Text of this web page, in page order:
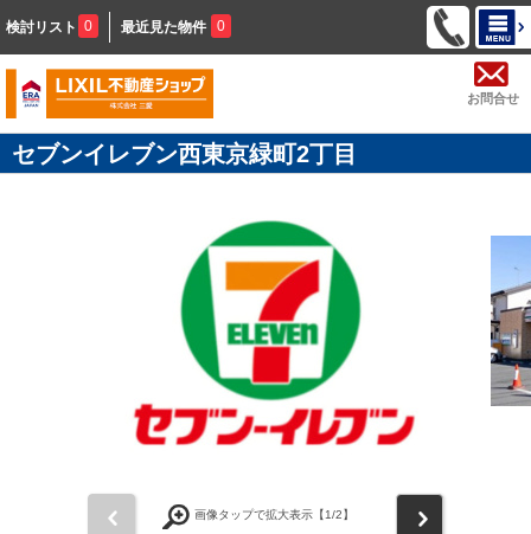
検討リスト 0 最近見た物件 0
お問合せ
セブンイレブン西東京緑町2丁目
画像タップで拡大表示【1/2】